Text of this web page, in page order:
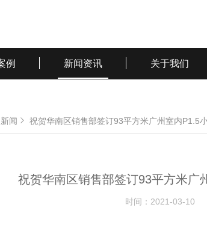
例 新闻资讯 关于我们
闻 祝贺华南区销售部签订93平方米广州室内P1.5
祝贺华南区销售部签订93平方米广
时间： 2021-03-10